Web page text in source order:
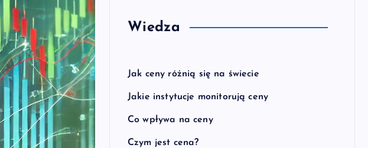
Wiedza
Jak ceny różnią się na świecie
Jakie instytucje monitorują ceny
Co wpływa na ceny
Czym jest cena?